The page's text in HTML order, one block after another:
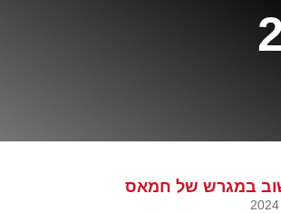
במגרש של חמאס